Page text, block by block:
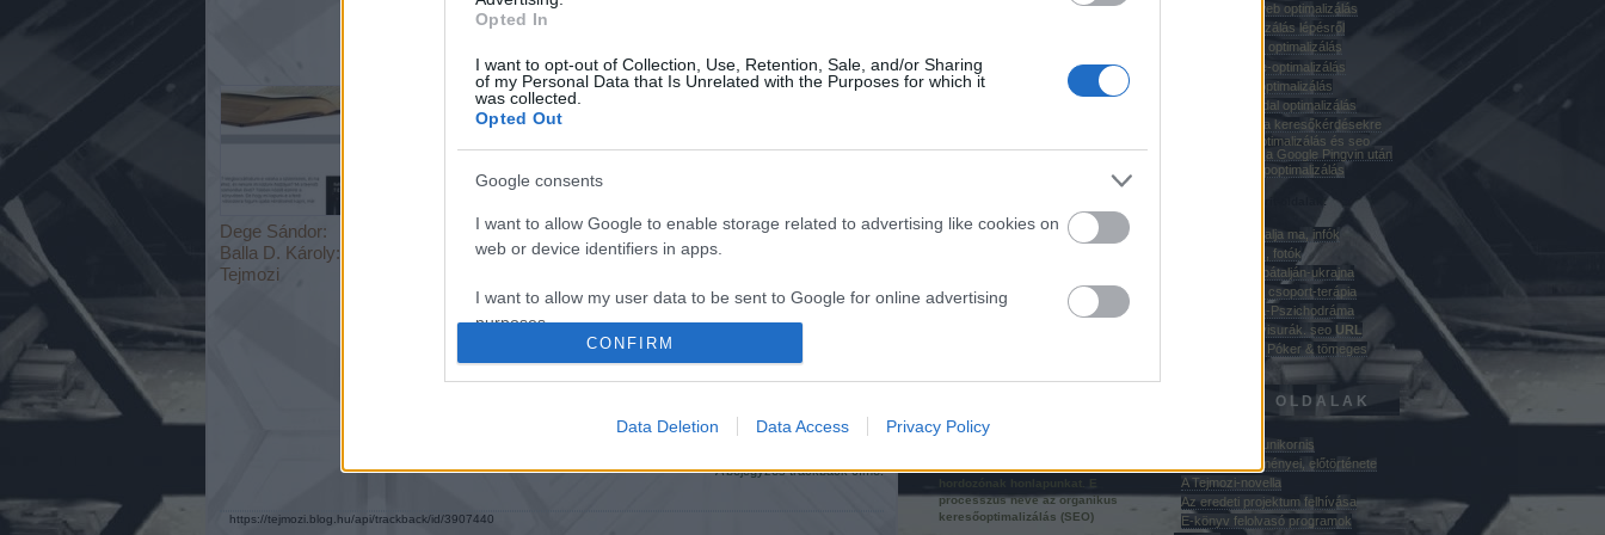
Opted In
I want to opt-out of Collection, Use, Retention, Sale, and/or Sharing
of my Personal Data that Is Unrelated with the Purposes for which it
was collected.
Opted Out
Google consents
I want to allow Google to enable storage related to advertising like cookies on
web or device identifiers in apps.
I want to allow my user data to be sent to Google for online advertising
purposes.
I want to allow Google to enable storage related to analytics like cookies on
I want to allow Google to enable storage related to functionality of the website
or app.
CONFIRM
Data Deletion Data Access Privacy Policy
Honlap-Seo, web optimalizálás
keresőoptimalizálás lépésről
Google honlap optimalizálás
weblap Google-optimalizálás
Honlap-SEO-optimalizálás
Honlap weboldal optimalizálás
új módszerek a keresőkérdésekre
épülő weblap optimalizálás és seo
linképítés terén a Google Pingvin után
arvisura honlapoptimalizálás
Optimalizált favorit-oldalak:
hol van Kárpátalja ma, infók
Ungvári képek, fotók
magyarok kárpátalján-ukrajna
Pszichodráma csoport-terápia
pszichoterápia-Pszichodráma
optimalizált arvisurák. seo URL
casino: Online Póker & tömeges
ÁLLANDÓ OLDALAK
A nimfa és az unikornis
A regény előzményei, előtörténete
A Tejmozi-novella
Az eredeti projektum felhívása
E-könyv felolvasó programok
bejegyzések
Atom
bejegyzések kommentek
Honlapoptimalizálás
Google-pozíciók, hogy a weblap
tartalmi és szerkezeti elemeit
hivatkozásokkal erősítjük a rá
következtében könnyebben
processzus neve az organikus
keresőoptimalizálás (SEO)
Dege Sándor:
Balla D. Károly:
Tejmozi
Bőgel György:
Megkérdeztük
Balla D. Károlyt
Életéhség
Tejmozi
A bejegyzés trackback címe:
https://tejmozi.blog.hu/api/trackback/id/3907440